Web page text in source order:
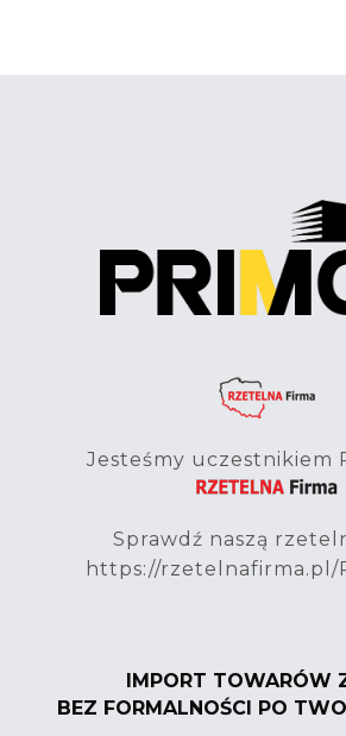
Jesteśmy uczestnikiem
Sprawdź naszą
https://rzetelnafirma.pl/
IMPORT TOWARÓW
BEZ FORMALNOŚCI PO